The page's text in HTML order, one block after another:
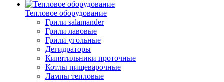
Тепловое оборудование
Грили salamander
Грили лавовые
Грили угольные
Дегидраторы
Кипятильники проточные
Котлы пищеварочные
Лампы тепловые